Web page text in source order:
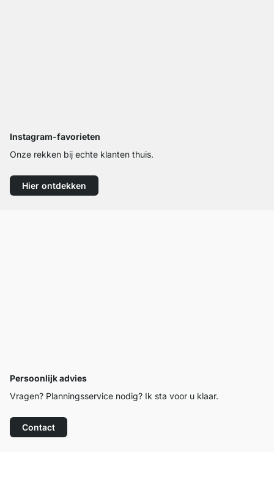
Instagram-favorieten
Onze rekken bij echte klanten thuis.
Hier ontdekken
Persoonlijk advies
Vragen? Planningsservice nodig? Ik sta voor u klaar.
Contact